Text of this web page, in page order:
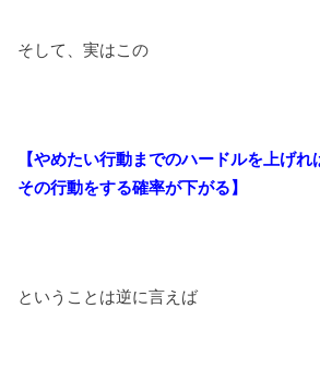
そして、実はこの
【やめたい行動までのハードルを上げれ
その行動をする確率が下がる】
ということは逆に言えば